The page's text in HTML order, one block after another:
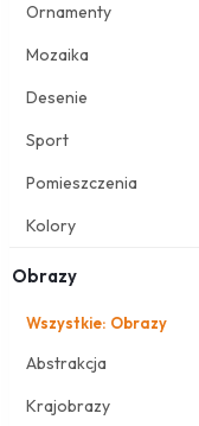
Ornamenty
Mozaika
Desenie
Sport
Pomieszczenia
Kolory
Obrazy
Wszystkie: Obrazy
Abstrakcja
Krajobrazy